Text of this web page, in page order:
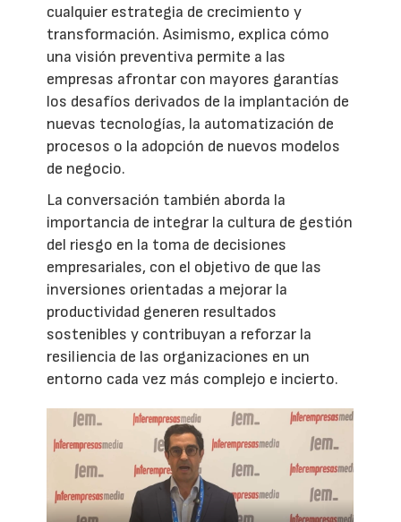
cualquier estrategia de crecimiento y
transformación. Asimismo, explica cómo
una visión preventiva permite a las
empresas afrontar con mayores garantías
los desafíos derivados de la implantación de
nuevas tecnologías, la automatización de
procesos o la adopción de nuevos modelos
de negocio.
La conversación también aborda la
importancia de integrar la cultura de gestión
del riesgo en la toma de decisiones
empresariales, con el objetivo de que las
inversiones orientadas a mejorar la
productividad generen resultados
sostenibles y contribuyan a reforzar la
resiliencia de las organizaciones en un
entorno cada vez más complejo e incierto.